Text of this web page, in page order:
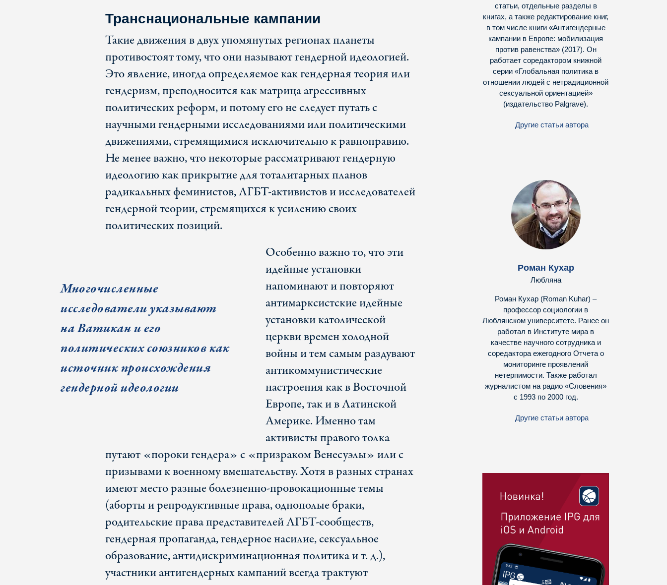
Транснациональные кампании
Такие движения в двух упомянутых регионах планеты
противостоят тому, что они называют гендерной идеологией.
Это явление, иногда определяемое как гендерная теория или
гендеризм, преподносится как матрица агрессивных
политических реформ, и потому его не следует путать с
научными гендерными исследованиями или политическими
движениями, стремящимися исключительно к равноправию.
Не менее важно, что некоторые рассматривают гендерную
идеологию как прикрытие для тоталитарных планов
радикальных феминистов, ЛГБТ-активистов и исследователей
гендерной теории, стремящихся к усилению своих
политических позиций.
Многочисленные
исследователи указывают
на Ватикан и его
политических союзников как
источник происхождения
гендерной идеологии
Особенно важно то, что эти
идейные установки
напоминают и повторяют
антимарксистские идейные
установки католической
церкви времен холодной
войны и тем самым раздувают
антикоммунистические
настроения как в Восточной
Европе, так и в Латинской
Америке. Именно там
активисты правого толка
путают «пороки гендера» c «призраком Венесуэлы» или с
призывами к военному вмешательству. Хотя в разных странах
имеют место разные болезненно-провокационные темы
(аборты и репродуктивные права, однополые браки,
родительские права представителей ЛГБТ-сообществ,
гендерная пропаганда, гендерное насилие, сексуальное
образование, антидискриминационная политика и т. д.),
участники антигендерных кампаний всегда трактуют
статьи, отдельные разделы в
книгах, а также редактирование книг,
в том числе книги «Антигендерные
кампании в Европе: мобилизация
против равенства» (2017). Он
работает соредактором книжной
серии «Глобальная политика в
отношении людей с нетрадиционной
сексуальной ориентацией»
(издательство Palgrave).
Другие статьи автора
Роман Кухар
Любляна
Роман Кухар (Roman Kuhar) –
профессор социологии в
Люблянском университете. Ранее он
работал в Институте мира в
качестве научного сотрудника и
соредактора ежегодного Отчета о
мониторинге проявлений
нетерпимости. Также работал
журналистом на радио «Словения»
с 1993 по 2000 год.
Другие статьи автора